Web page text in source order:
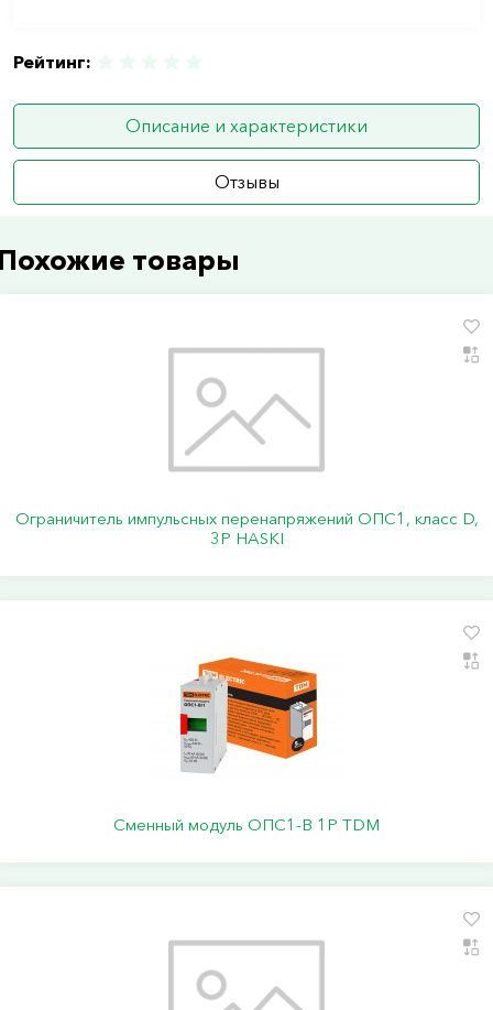
Рейтинг:
Описание и характеристики
Отзывы
товары
Ограничитель импульсных перенапряжений ОПС1, класс D,
3P HASKI
Сменный модуль ОПС1-B 1P TDM